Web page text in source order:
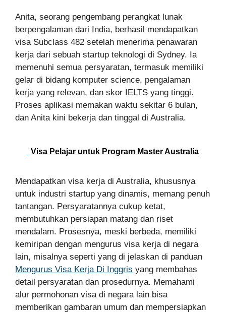
Anita, seorang pengembang perangkat lunak
berpengalaman dari India, berhasil mendapatkan
visa Subclass 482 setelah menerima penawaran
kerja dari sebuah startup teknologi di Sydney. Ia
memenuhi semua persyaratan, termasuk memiliki
gelar di bidang komputer science, pengalaman
kerja yang relevan, dan skor IELTS yang tinggi.
Proses aplikasi memakan waktu sekitar 6 bulan,
dan Anita kini bekerja dan tinggal di Australia.
Visa Pelajar untuk Program Master Australia
Mendapatkan visa kerja di Australia, khususnya
untuk industri startup yang dinamis, memang penuh
tantangan. Persyaratannya cukup ketat,
membutuhkan persiapan matang dan riset
mendalam. Prosesnya, meski berbeda, memiliki
kemiripan dengan mengurus visa kerja di negara
lain, misalnya seperti yang di jelaskan di panduan
Mengurus Visa Kerja Di Inggris yang membahas
detail persyaratan dan prosedurnya. Memahami
alur permohonan visa di negara lain bisa
memberikan gambaran umum dan mempersiapkan